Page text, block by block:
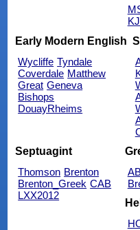
Early Modern English
Wycliffe Tyndale
Coverdale Matthew
Great Geneva
Bishops
DouayRheims
Septuagint
Thomson Brenton
Brenton_Greek CAB
LXX2012